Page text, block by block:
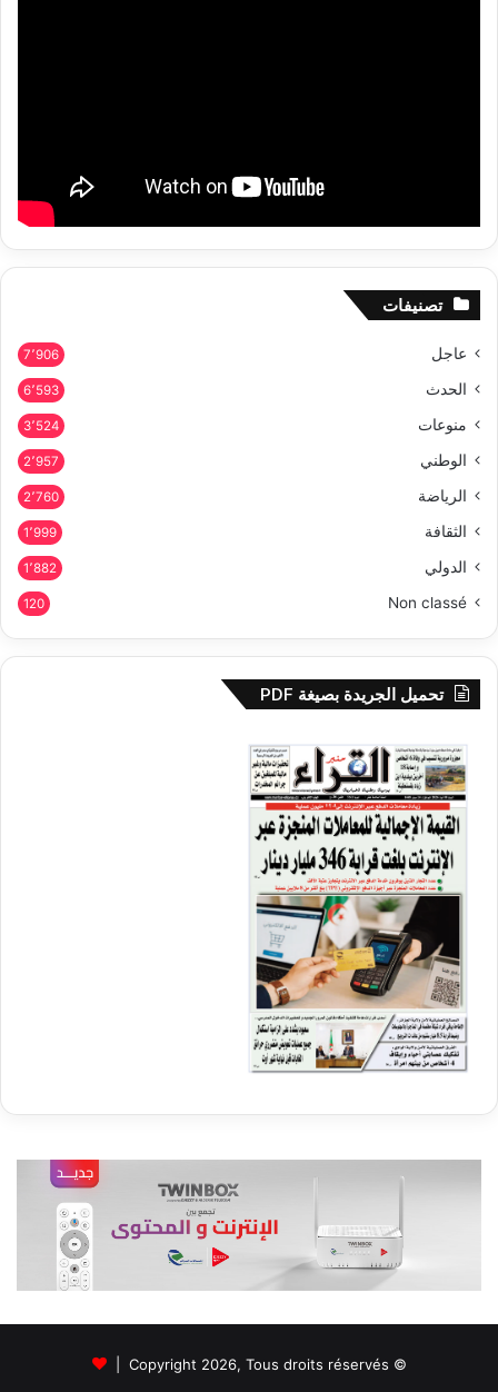
تصنيفات
عاجل 7٬906
الحدث 6٬593
منوعات 3٬524
الوطني 2٬957
الرياضة 2٬760
الثقافة 1٬999
الدولي 1٬882
Non classé
120
تحميل الجريدة بصيغة PDF
© Copyright 2026, Tous droits réservés |